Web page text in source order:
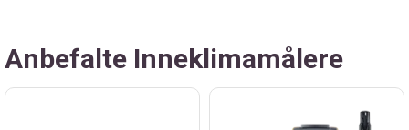
Anbefalte Inneklimamålere